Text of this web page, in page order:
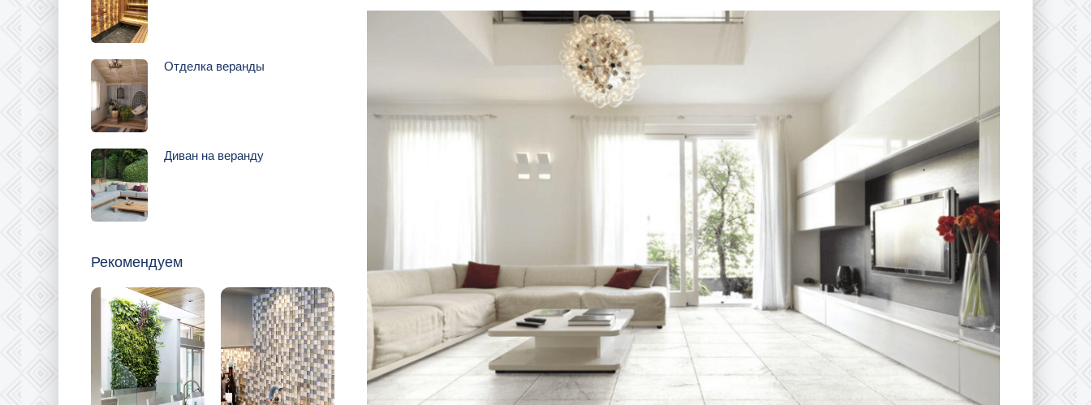
Отделка веранды
Диван на веранду
Рекомендуем